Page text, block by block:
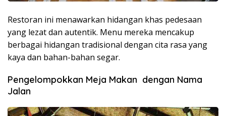
Restoran ini menawarkan hidangan khas pedesaan
yang lezat dan autentik. Menu mereka mencakup
berbagai hidangan tradisional dengan cita rasa yang
kaya dan bahan-bahan segar.
Pengelompokkan Meja Makan dengan Nama
Jalan